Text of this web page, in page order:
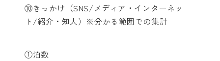
⑩きっかけ（SNS/メディア・インターネッ
ト/紹介・知人）※分かる範囲での集計
①泊数